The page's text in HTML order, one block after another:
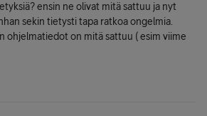
ensin ne olivat mitä sattuu ja nyt
sekin tietysti tapa ratkoa ongelmia.
ohjelmatiedot on mitä sattuu ( esim viime